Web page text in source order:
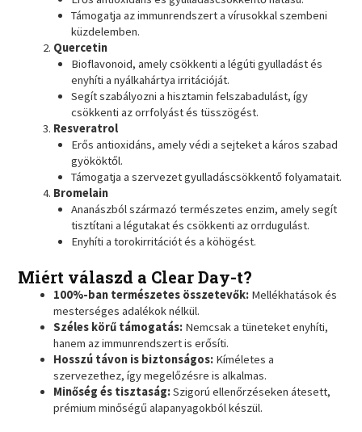
Támogatja az immunrendszert a vírusokkal szembeni
küzdelemben.
Quercetin
Bioflavonoid, amely csökkenti a légúti gyulladást és
enyhíti a nyálkahártya irritációját.
Segít szabályozni a hisztamin felszabadulást, így
csökkenti az orrfolyást és tüsszögést.
Resveratrol
Erős antioxidáns, amely védi a sejteket a káros szabad
gyököktől.
Támogatja a szervezet gyulladáscsökkentő folyamatait.
Bromelain
Ananászból származó természetes enzim, amely segít
tisztítani a légutakat és csökkenti az orrdugulást.
Enyhíti a torokirritációt és a köhögést.
Miért válaszd a Clear Day-t?
100%-ban természetes összetevők: Mellékhatások és
mesterséges adalékok nélkül.
Széles körű támogatás: Nemcsak a tüneteket enyhíti,
hanem az immunrendszert is erősíti.
Hosszú távon is biztonságos: Kíméletes a
szervezethez, így megelőzésre is alkalmas.
Minőség és tisztaság:Szigorú ellenőrzéseken átesett,
prémium minőségű alapanyagokból készül.